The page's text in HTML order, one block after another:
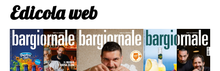
Edicola web